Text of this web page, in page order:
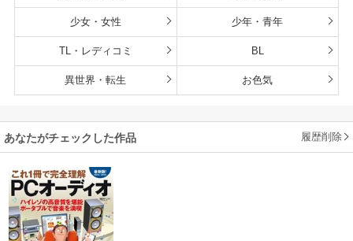
少女・女性 少年・青年
TL・レディコミ BL
異世界・転生 お色気
あなたがチェックした作品 履歴削除